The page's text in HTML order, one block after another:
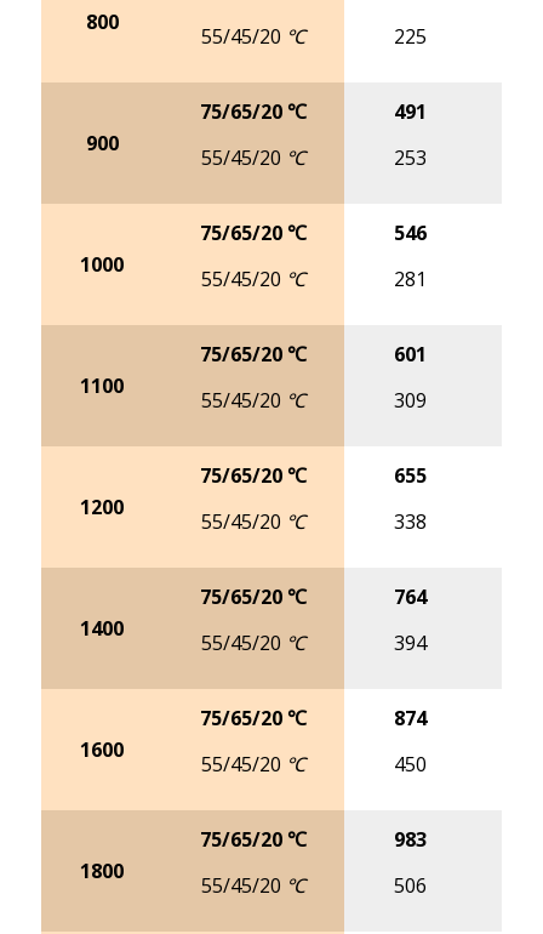
800
55/45/20 ℃
225
900
75/65/20 ℃
55/45/20 ℃
491
253
1000
75/65/20 ℃
55/45/20 ℃
546
281
1100
75/65/20 ℃
55/45/20 ℃
601
309
1200
75/65/20 ℃
55/45/20 ℃
655
338
1400
75/65/20 ℃
55/45/20 ℃
764
394
1600
75/65/20 ℃
55/45/20 ℃
874
450
1800
75/65/20 ℃
55/45/20 ℃
983
506